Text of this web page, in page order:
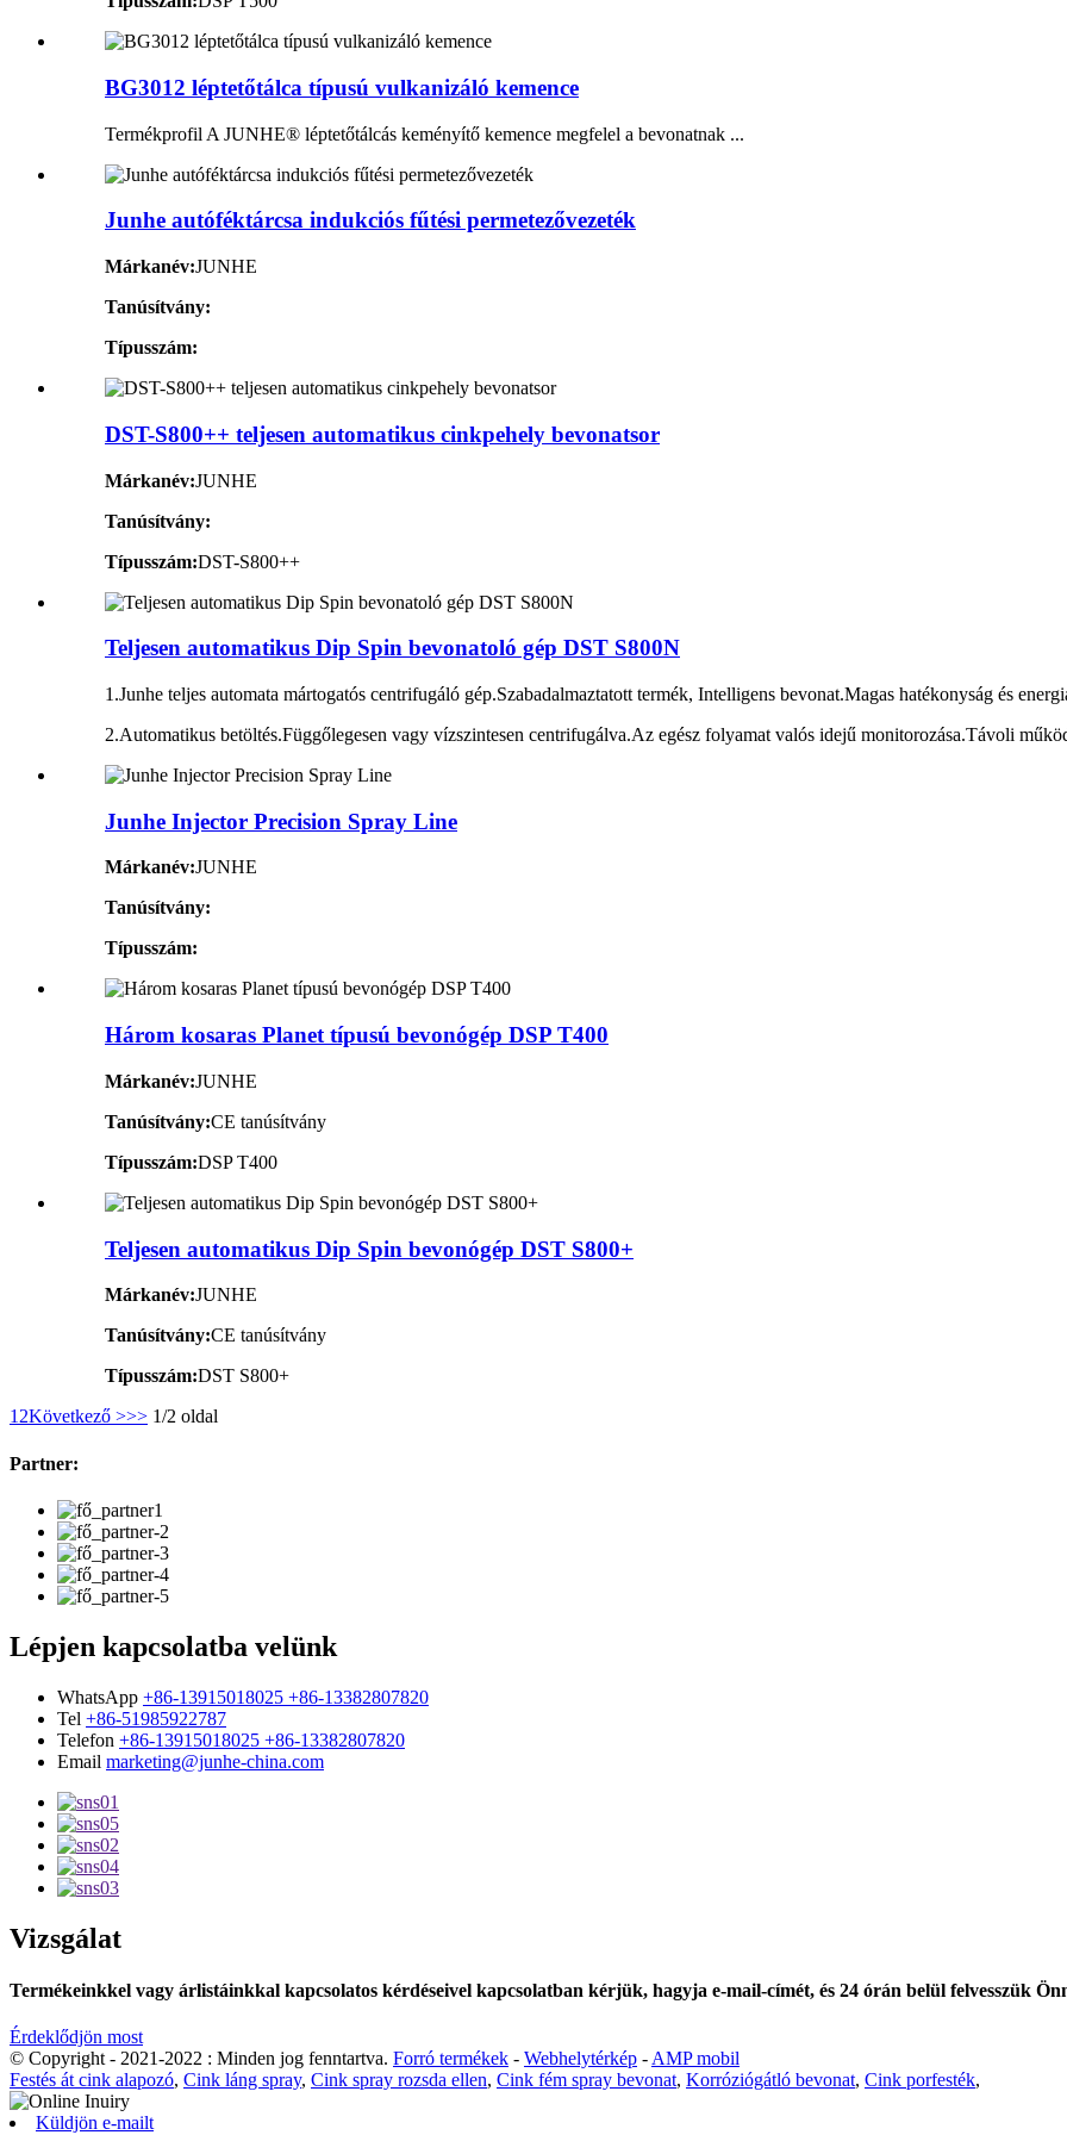
BG3012 léptetőtálca típusú vulkanizáló kemence
Termékprofil A JUNHE® léptetőtálcás keményítő kemence megfelel a bevonatnak ...
Junhe autóféktárcsa indukciós fűtési permetezővezeték
Márkanév:JUNHE
Tanúsítvány:
Típusszám:
DST-S800++ teljesen automatikus cinkpehely bevonatsor
Márkanév:JUNHE
Tanúsítvány:
Típusszám:DST-S800++
Teljesen automatikus Dip Spin bevonatoló gép DST S800N
1.Junhe teljes automata mártogatós centrifugáló gép.Szabadalmaztatott termék, Intelligens bevonat.Magas hatékonyság és
2.Automatikus betöltés.Függőlegesen vagy vízszintesen centrifugálva.Az egész folyamat valós idejű monitorozása.Távoli
Junhe Injector Precision Spray Line
Márkanév:JUNHE
Tanúsítvány:
Típusszám:
Három kosaras Planet típusú bevonógép DSP T400
Márkanév:JUNHE
Tanúsítvány:CE tanúsítvány
Típusszám:DSP T400
Teljesen automatikus Dip Spin bevonógép DST S800+
Márkanév:JUNHE
Tanúsítvány:CE tanúsítvány
Típusszám:DST S800+
1 2Következő >>> 1/2 oldal
Partner:
Lépjen kapcsolatba velünk
WhatsApp +86-13915018025 +86-13382807820
Tel +86-51985922787
Telefon +86-13915018025 +86-13382807820
Email marketing@junhe-china.com
Vizsgálat
Termékeinkkel vagy árlistáinkkal kapcsolatos kérdéseivel kapcsolatban kérjük, hagyja e-mail-címét, és 24 órán belül felvesszük
Érdeklődjön most
© Copyright - 2021-2022 : Minden jog fenntartva. Forró termékek - Webhelytérkép - AMP mobil
Festés át cink alapozó, Cink láng spray, Cink spray rozsda ellen, Cink fém spray bevonat, Korróziógátló bevonat, Cink porfesték,
Küldjön e-mailt